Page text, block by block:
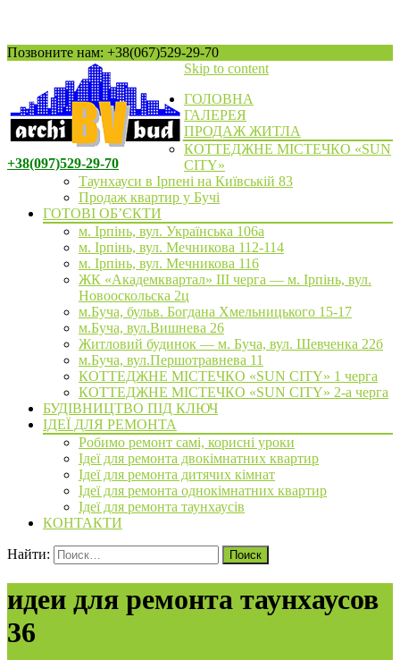
Позвоните нам: +38(067)529-29-70
+38(097)529-29-70
Skip to content
ГОЛОВНА
ГАЛЕРЕЯ
ПРОДАЖ ЖИТЛА
КОТТЕДЖНЕ МІСТЕЧКО «SUN
CITY»
Таунхауси в Ірпені на Київській 83
Продаж квартир у Бучі
ГОТОВІ ОБ’ЄКТИ
м. Ірпінь, вул. Українська 106а
м. Ірпінь, вул. Мечникова 112-114
м. Ірпінь, вул. Мечникова 116
ЖК «Академквартал» III черга — м. Ірпінь, вул.
Новооскольска 2ц
м.Буча, бульв. Богдана Хмельницького 15-17
м.Буча, вул.Вишнева 26
Житловий будинок — м. Буча, вул. Шевченка 22б
м.Буча, вул.Першотравнева 11
КОТТЕДЖНЕ МІСТЕЧКО «SUN CITY» 1 черга
КОТТЕДЖНЕ МІСТЕЧКО «SUN CITY» 2-а черга
БУДІВНИЦТВО ПІД КЛЮЧ
ІДЕЇ ДЛЯ РЕМОНТА
Робимо ремонт самі, корисні уроки
Ідеї для ремонта двокімнатних квартир
Ідеї для ремонта дитячих кімнат
Ідеї для ремонта однокімнатних квартир
Ідеї для ремонта таунхаусів
КОНТАКТИ
Найти:
идеи для ремонта таунхаусов
36